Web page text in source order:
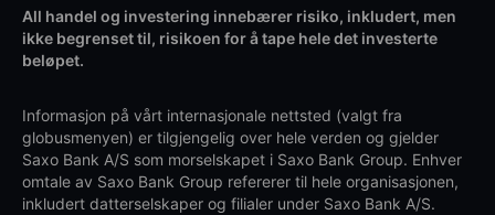
All handel og investering innebærer risiko, inkludert, men
ikke begrenset til, risikoen for å tape hele det investerte
beløpet.
Informasjon på vårt internasjonale nettsted (valgt fra
globusmenyen) er tilgjengelig over hele verden og gjelder
Saxo Bank A/S som morselskapet i Saxo Bank Group. Enhver
omtale av Saxo Bank Group refererer til hele organisasjonen,
inkludert datterselskaper og filialer under Saxo Bank A/S.